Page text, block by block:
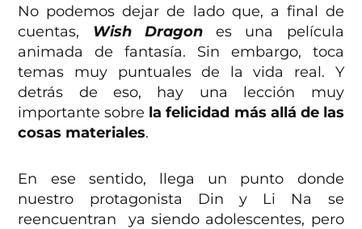
No podemos dejar de lado que, a final de
cuentas, Wish Dragones una película
animada de fantasía. Sin embargo, toca
temas muy puntuales de la vida real. Y
detrás de eso, hay una lección muy
importante sobre la felicidad más allá de las
cosas materiales.
En ese sentido, llega un punto donde
nuestro protagonista Din y Li Na se
reencuentran ya siendo adolescentes, pero